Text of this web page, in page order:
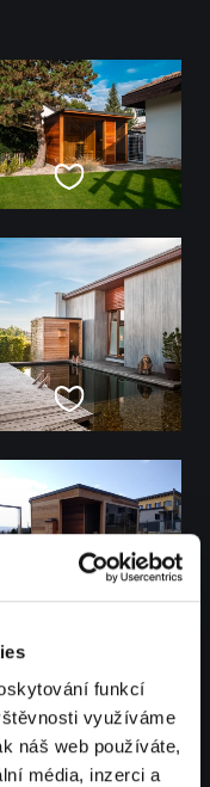
funkcí
využíváme
náš web používáte,
média, inzerci a